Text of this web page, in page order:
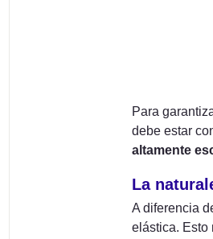
Para
altamente
La
A diferencia
elástica. Esto